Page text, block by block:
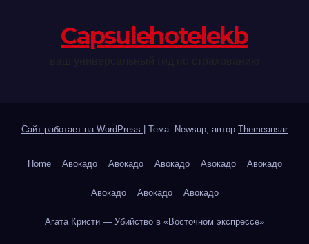
Сapsulehotelekb
Сайт работает на WordPress Тема: Newsup, автор Themeansar
Home Авокадо Авокадо Авокадо Авокадо Авокадо
Авокадо Авокадо Авокадо
Агата Кристи — Убийство в «Восточном экспрессе»